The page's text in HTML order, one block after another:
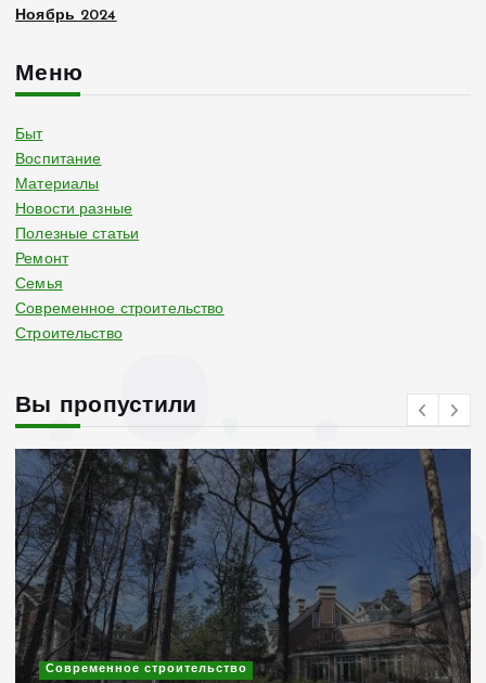
Ноябрь 2024
Меню
Быт
Воспитание
Материалы
Новости разные
Полезные статьи
Ремонт
Семья
Современное строительство
Строительство
Вы пропустили
Современное строительство